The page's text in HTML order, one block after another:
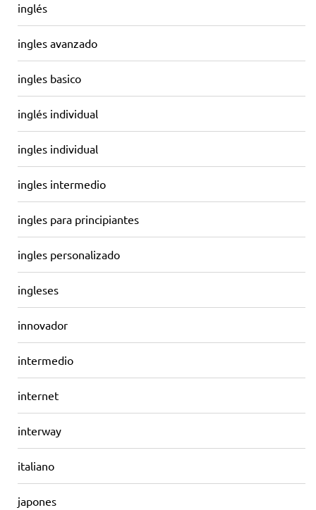
inglés
ingles avanzado
ingles basico
inglés individual
ingles individual
ingles intermedio
ingles para principiantes
ingles personalizado
ingleses
innovador
intermedio
internet
interway
italiano
japones